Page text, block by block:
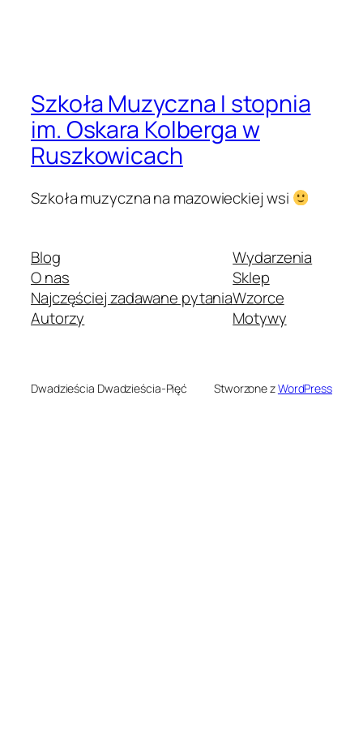
Szkoła Muzyczna I stopnia
im. Oskara Kolberga w
Ruszkowicach
Szkoła muzyczna na mazowieckiej wsi
Blog
O nas
Najczęściej zadawane pytania
Autorzy
Wydarzenia
Sklep
Wzorce
Motywy
Dwadzieścia Dwadzieścia-Pięć Stworzone zWordPress